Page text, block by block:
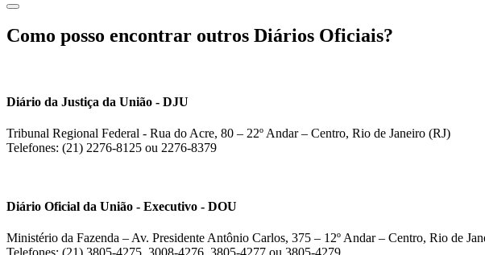
Como posso encontrar outros Diários Oficiais?
Diário da Justiça da União - DJU
Tribunal Regional Federal - Rua do Acre, 80 – 22º Andar – Centro, Rio de Janeiro (RJ)
Telefones: (21) 2276-8125 ou 2276-8379
Diário Oficial da União - Executivo - DOU
Ministério da Fazenda – Av. Presidente Antônio Carlos, 375 – 12º Andar – Centro, Rio de